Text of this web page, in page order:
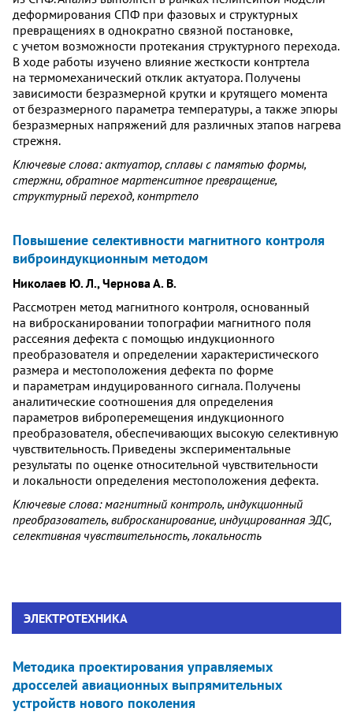
деформирования СПФ при фазовых и структурных
превращениях в однократно связной постановке,
с учетом возможности протекания структурного перехода.
В ходе работы изучено влияние жесткости контртела
на термомеханический отклик актуатора. Получены
зависимости безразмерной крутки и крутящего момента
от безразмерного параметра температуры, а также эпюры
безразмерных напряжений для различных этапов нагрева
стрежня.
Ключевые слова: актуатор, сплавы с памятью формы,
стержни, обратное мартенситное превращение,
структурный переход, контртело
Повышение селективности магнитного контроля
виброиндукционным методом
Николаев Ю. Л., Чернова А. В.
Рассмотрен метод магнитного контроля, основанный
на вибросканировании топографии магнитного поля
рассеяния дефекта с помощью индукционного
преобразователя и определении характеристического
размера и местоположения дефекта по форме
и параметрам индуцированного сигнала. Получены
аналитические соотношения для определения
параметров виброперемещения индукционного
преобразователя, обеспечивающих высокую селективную
чувствительность. Приведены экспериментальные
результаты по оценке относительной чувствительности
и локальности определения местоположения дефекта.
Ключевые слова: магнитный контроль, индукционный
преобразователь, вибросканирование, индуцированная ЭДС,
селективная чувствительность, локальность
ЭЛЕКТРОТЕХНИКА
Методика проектирования управляемых
дросселей авиационных выпрямительных
устройств нового поколения